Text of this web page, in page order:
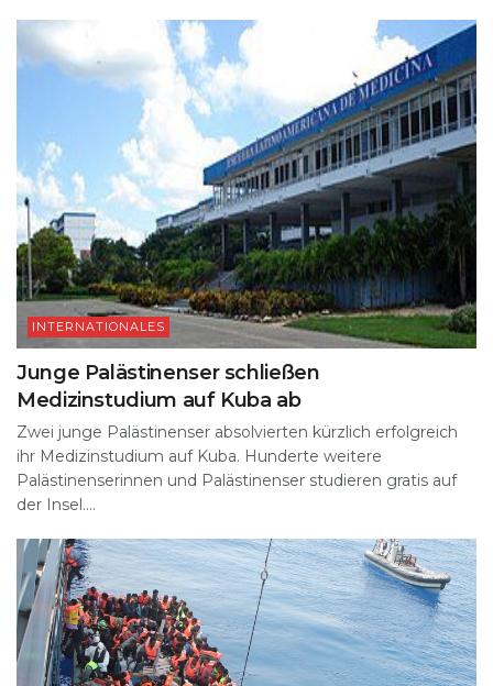
p
p
o
o
k
y
n
k
INTERNATIONALES
Junge Palästinenser schließen
Medizinstudium auf Kuba ab
Zwei junge Palästinenser absolvierten kürzlich erfolgreich
ihr Medizinstudium auf Kuba. Hunderte weitere
Palästinenserinnen und Palästinenser studieren gratis auf
der Insel....